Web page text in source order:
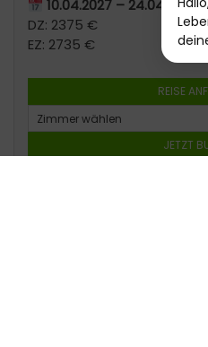
10.04.2027 – 24.04.2027
DZ: 2375 €
EZ: 2735 €
REISE
JETZT